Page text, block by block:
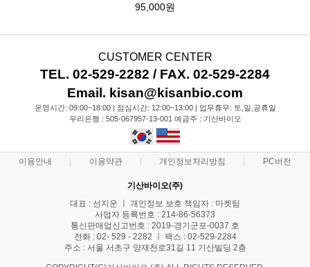
95,000원
CUSTOMER CENTER
TEL. 02-529-2282 / FAX. 02-529-2284
Email. kisan@kisanbio.com
운영시간: 09:00~18:00 | 점심시간: 12:00~13:00 | 업무휴무: 토,일,공휴일
우리은행 : 505-067957-13-001 예금주 : 기산바이오
이용안내 이용약관 개인정보처리방침 PC버전
기산바이오(주)
대표 : 선지운 ㅣ 개인정보 보호 책임자 : 마켓팀
사업자 등록번호 : 214-86-56373
통신판매업신고번호 : 2019-경기군포-0037 호
전화 : 02- 529 - 2282 ㅣ 팩스 : 02-529-2284
주소 : 서울 서초구 양재천로31길 11 기산빌딩 2층